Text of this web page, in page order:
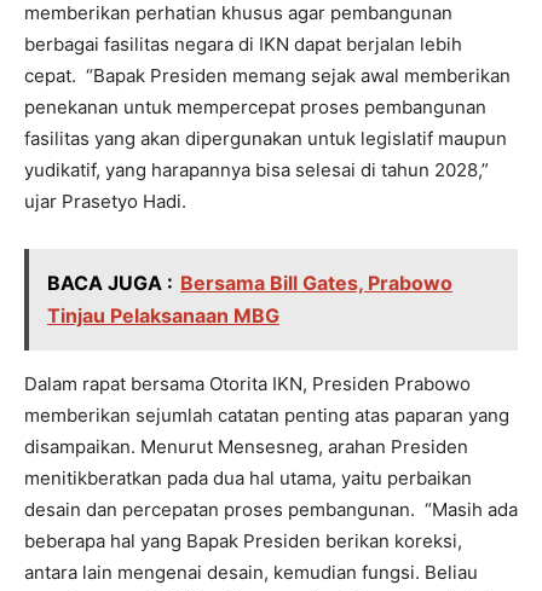
memberikan perhatian khusus agar pembangunan
berbagai fasilitas negara di IKN dapat berjalan lebih
cepat. “Bapak Presiden memang sejak awal memberikan
penekanan untuk mempercepat proses pembangunan
fasilitas yang akan dipergunakan untuk legislatif maupun
yudikatif, yang harapannya bisa selesai di tahun 2028,”
ujar Prasetyo Hadi.
BACA JUGA : Bersama Bill Gates, Prabowo
Tinjau Pelaksanaan MBG
Dalam rapat bersama Otorita IKN, Presiden Prabowo
memberikan sejumlah catatan penting atas paparan yang
disampaikan. Menurut Mensesneg, arahan Presiden
menitikberatkan pada dua hal utama, yaitu perbaikan
desain dan percepatan proses pembangunan. “Masih ada
beberapa hal yang Bapak Presiden berikan koreksi,
antara lain mengenai desain, kemudian fungsi. Beliau